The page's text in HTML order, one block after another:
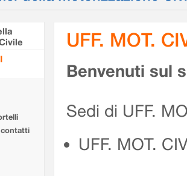
contatti
UFF. MOT.
Benvenuti sul
Sedi di UFF.
UFF. MOT.